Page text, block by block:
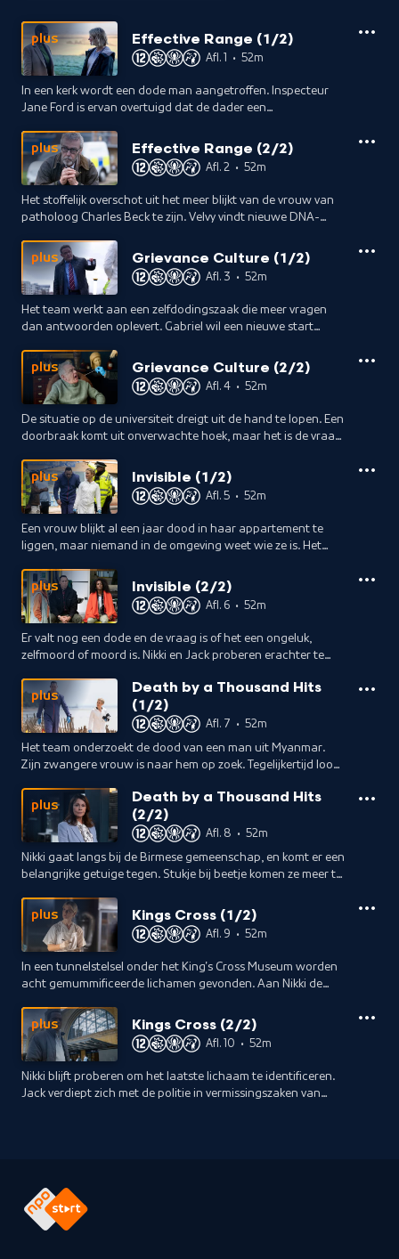
plus Effective Range (1/2)
Afl. 1 • 52m
In een kerk wordt een dode man aangetroffen. Inspecteur
Jane Ford is ervan overtuigd dat de dader een
Nikki om dit uit te zoeken.
plus Effective Range (2/2)
Afl. 2 • 52m
Het stoffelijk overschot uit het meer blijkt van de vrouw van
patholoog Charles Beck te zijn. Velvy vindt nieuwe DNA-
plus Grievance Culture (1/2)
Afl. 3 • 52m
Het team werkt aan een zelfdodingszaak die meer vragen
dan antwoorden oplevert. Gabriel wil een nieuwe start
ongevallen met betrokkenen.
plus Grievance Culture (2/2)
Afl. 4 • 52m
De situatie op de universiteit dreigt uit de hand te lopen. Een
doorbraak komt uit onverwachte hoek, maar het is de vraag
plus Invisible (1/2)
Afl. 5 • 52m
Een vrouw blijkt al een jaar dood in haar appartement te
liggen, maar niemand in de omgeving weet wie ze is. Het
identiteit te achterhalen.
plus Invisible (2/2)
Afl. 6 • 52m
Er valt nog een dode en de vraag is of het een ongeluk,
zelfmoord of moord is. Nikki en Jack proberen erachter te
eerder is gevonden.
plus
Death by a Thousand Hits
(1/2)
Afl. 7 • 52m
Het team onderzoekt de dood van een man uit Myanmar.
Zijn zwangere vrouw is naar hem op zoek. Tegelijkertijd loopt
valse voorwendselen.
plus
Death by a Thousand Hits
(2/2)
Afl. 8 • 52m
Nikki gaat langs bij de Birmese gemeenschap, en komt er een
belangrijke getuige tegen. Stukje bij beetje komen ze meer te
opgelegd.
plus Kings Cross (1/2)
Afl. 9 • 52m
In een tunnelstelsel onder het King's Cross Museum worden
acht gemummificeerde lichamen gevonden. Aan Nikki de
achterhalen.
plus Kings Cross (2/2)
Afl. 10 • 52m
Nikki blijft proberen om het laatste lichaam te identificeren.
Jack verdiept zich met de politie in vermissingszaken van